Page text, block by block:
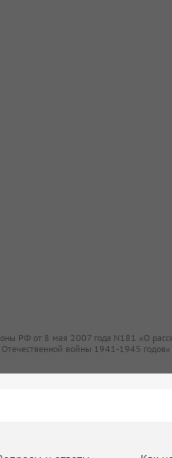
РФ от 8 мая 2007 года N181 «О
войны 1941-1945